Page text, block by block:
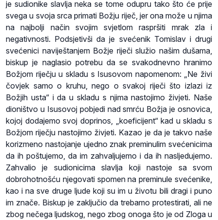
je sudionike slavlja neka se tome odupru tako što će prije
svega u svoja srca primati Božju riječ, jer ona može u njima
na najbolji način svojim svjetlom raspršiti mrak zla i
negativnosti. Podsjetivši da je svećenik Tomislav i drugi
svećenici naviještanjem Božje riječi služio našim dušama,
biskup je naglasio potrebu da se svakodnevno hranimo
Božjom riječju u skladu s Isusovom napomenom: „Ne živi
čovjek samo o kruhu, nego o svakoj riječi što izlazi iz
Božjih usta“ i da u skladu s njima nastojimo živjeti. Naše
dioništvo u Isusovoj pobjedi nad smrću Božja je osnovica,
kojoj dodajemo svoj doprinos, „koeficijent“ kad u skladu s
Božjom riječju nastojimo živjeti. Kazao je da je takvo naše
korizmeno nastojanje ujedno znak preminulim svećenicima
da ih poštujemo, da im zahvaljujemo i da ih nasljedujemo.
Zahvalio je sudionicima slavlja koji nastoje sa svom
dobrohotnošću njegovati spomen na preminule svećenike,
kao i na sve druge ljude koji su im u životu bili dragi i puno
im znače. Biskup je zaključio da trebamo protestirati, ali ne
zbog nečega ljudskog, nego zbog onoga što je od Zloga u